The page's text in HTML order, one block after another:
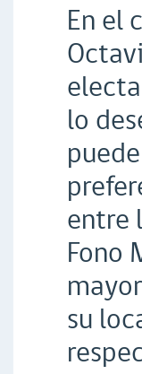
En el
lo
entre
Fono
su